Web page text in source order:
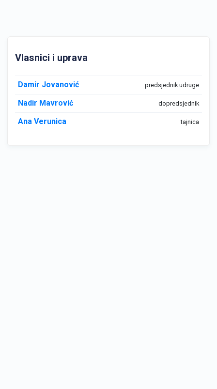
Vlasnici i uprava
Damir Jovanović predsjednik udruge
Nadir Mavrović dopredsjednik
Ana Verunica tajnica